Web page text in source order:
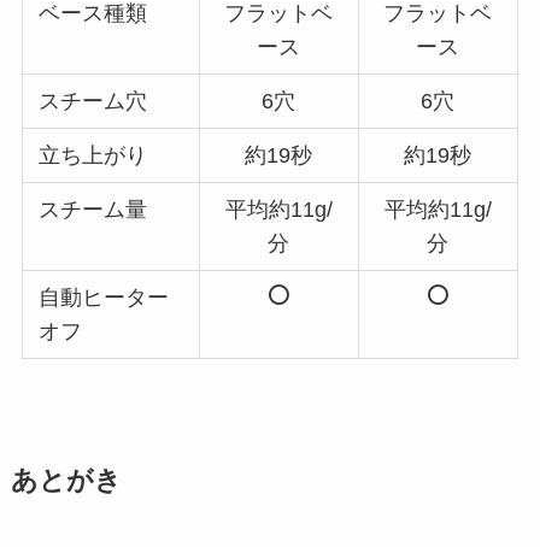
ベース種類
フラットベ
ース
フラットベ
ース
スチーム穴 6穴 6穴
立ち上がり 約19秒 約19秒
スチーム量
平均約11g/
分
平均約11g/
分
自動ヒーター
オフ
あとがき